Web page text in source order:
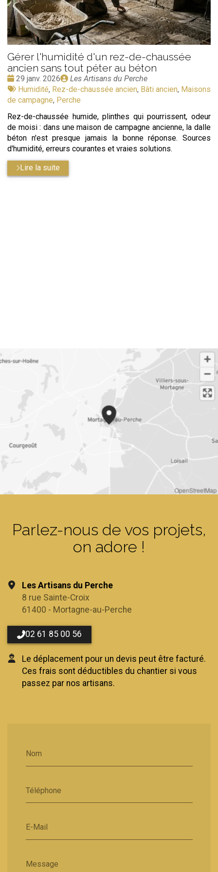
Gérer l'humidité d'un rez-de-chaussée
ancien sans tout péter au béton
Date
:
29 janv. 2026
Publié
par
Les Artisans du Perche
Tags
:
Humidité, Rez-de-chaussée ancien, Bâti ancien, Maisons
de campagne, Perche
Rez-de-chaussée humide, plinthes qui pourrissent, odeur
de moisi : dans une maison de campagne ancienne, la dalle
béton n'est presque jamais la bonne réponse. Sources
d'humidité, erreurs courantes et vraies solutions.
Lire la suite
OpenStreetMap
Parlez-nous de vos projets,
on adore !
Nom
Téléphone
E-Mail
Message
Les Artisans du Perche
8 rue Sainte-Croix
61400 - Mortagne-au-Perche
02 61 85 00 56
Le déplacement pour un devis peut être facturé.
Ces frais sont déductibles du chantier si vous
passez par nos artisans.